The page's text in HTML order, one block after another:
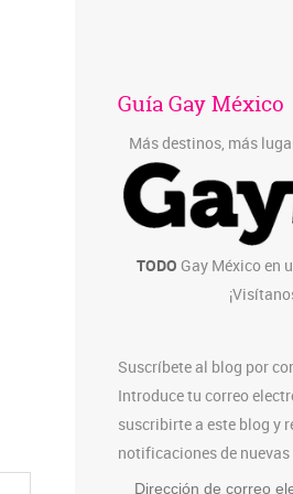
Guía Gay México
Más destinos, más
TODO Gay México en
Suscríbete al blog por
Introduce tu correo
suscribirte a este blog y
notificaciones de